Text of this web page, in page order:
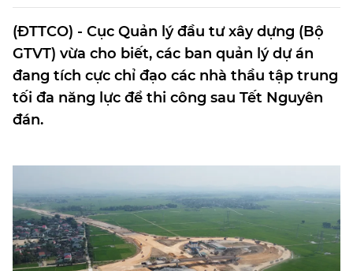
(ĐTTCO) - Cục Quản lý đầu tư xây dựng (Bộ
GTVT) vừa cho biết, các ban quản lý dự án
đang tích cực chỉ đạo các nhà thầu tập trung
tối đa năng lực để thi công sau Tết Nguyên
đán.